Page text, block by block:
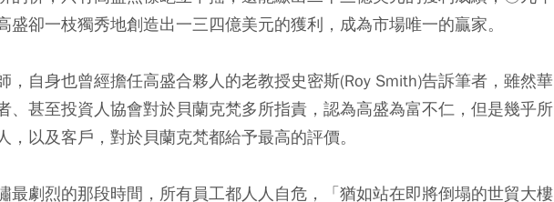
盛卻一枝獨秀地創造出一三四億美元的獲利，成為市場唯一的贏家。
，自身也曾經擔任高盛合夥人的老教授史密斯(Roy Smith)告訴筆者，雖然華
、甚至投資人協會對於貝蘭克梵多所指責，認為高盛為富不仁，但是幾乎所
，以及客戶，對於貝蘭克梵都給予最高的評價。
最劇烈的那段時間，所有員工都人人自危，「猶如站在即將倒塌的世貿大樓